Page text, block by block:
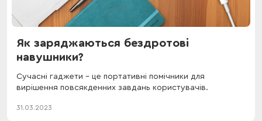
Як заряджаються бездротові
навушники?
Сучасні гаджети – це портативні помічники для
вирішення повсякденних завдань користувачів.
31.03.2023